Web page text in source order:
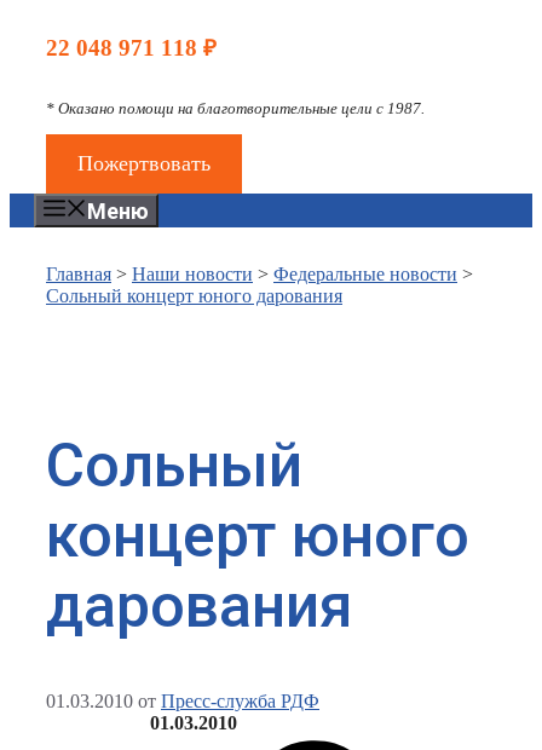
22 048 971 118 ₽
* Оказано помощи на благотворительные цели с 1987.
Пожертвовать
Меню
Главная > Наши новости > Федеральные новости >
Сольный концерт юного дарования
Сольный
концерт юного
дарования
01.03.2010 от Пресс-служба РДФ
01.03.2010